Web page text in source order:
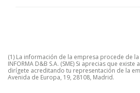
(1) La información de la empresa procede de
INFORMA D&B S.A. (SME) Si aprecias que
dirígete acreditando tu representación de la
Avenida de Europa, 19, 28108, Madrid.